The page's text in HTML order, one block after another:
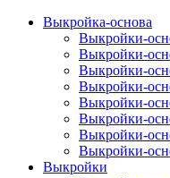
Выкройка-основа
Выкройки-
Выкройки-
Выкройки-
Выкройки-
Выкройки-
Выкройки-
Выкройки-
Выкройки-
Выкройки